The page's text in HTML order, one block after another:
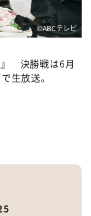
©️ABCテレビ
』 決勝戦は6月
生放送。